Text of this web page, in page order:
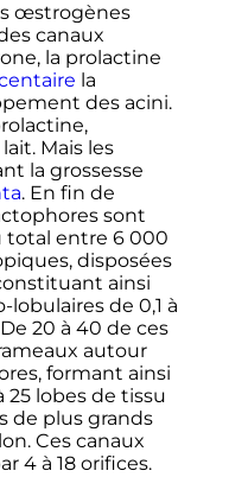
œstrogènes
canaux
la prolactine
la
des acini.
Mais les
la grossesse
. En fin de
sont
total entre 6 000
disposées
ainsi
lobulaires de 0,1 à
20 à 40 de ces
autour
formant ainsi
25 lobes de tissu
de plus grands
Ces canaux
4 à 18 orifices.